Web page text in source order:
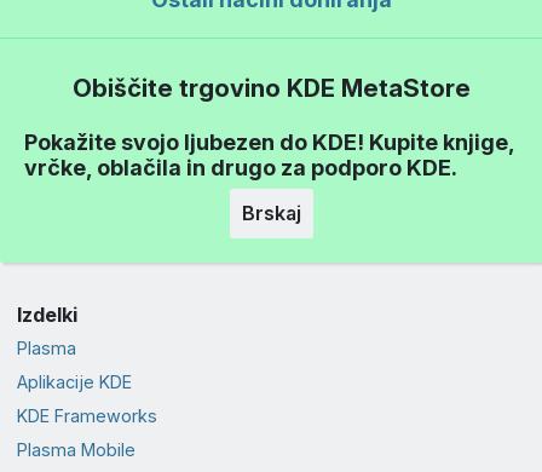
Obiščite trgovino KDE MetaStore
Pokažite svojo ljubezen do KDE! Kupite knjige,
vrčke, oblačila in drugo za podporo KDE.
Brskaj
Izdelki
Plasma
Aplikacije KDE
KDE Frameworks
Plasma Mobile